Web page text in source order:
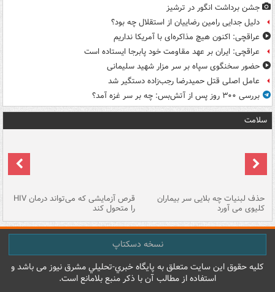
جشن برداشت انگور در ترشیز
دلیل جدایی رامین رضاییان از استقلال چه بود؟
عراقچی: اکنون هیچ مذاکره‌ای با آمریکا نداریم
عراقچی: ایران بر عهد مقاومت خود پابرجا ایستاده است
حضور سخنگوی سپاه بر سر مزار شهید سلیمانی
عامل اصلی قتل حمیدرضا رجب‌زاده دستگیر شد
بررسی ۳۰۰ روز پس از آتش‌بس: چه بر سر غزه آمد؟
سلامت
حذف لبنیات چه بلایی سر بیماران
کلیوی می آورد
قرص آزمایشی که می‌تواند درمان HIV
را متحول کند
نسخه دسکتاپ
کليه حقوق اين سايت متعلق به پایگاه خبري-تحليلي مشرق نيوز می باشد و
استفاده از مطالب آن با ذکر منبع بلامانع است.